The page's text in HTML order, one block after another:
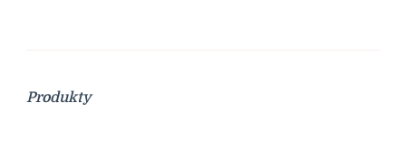
Produkty